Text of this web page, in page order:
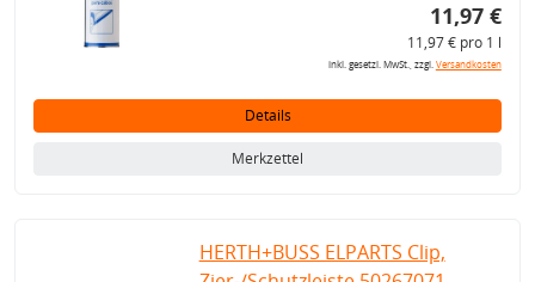
11,97 €
11,97 € pro 1 l
inkl. gesetzl. MwSt., zzgl.Versandkosten
Details
Merkzettel
HERTH+BUSS ELPARTS Clip,